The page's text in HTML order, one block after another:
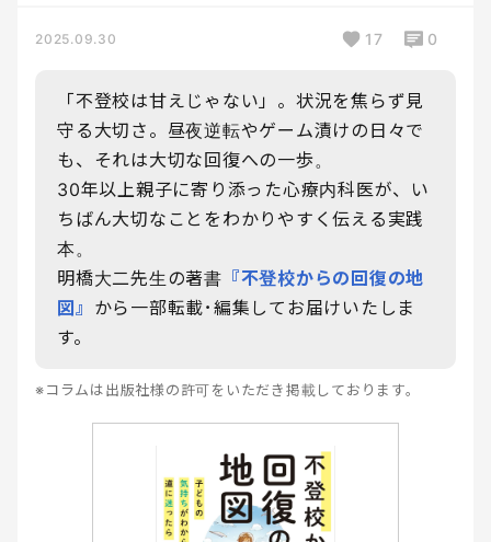
2025.09.30 17 0
「不登校は甘えじゃない」。状況を焦らず見
守る大切さ。昼夜逆転やゲーム漬けの日々で
も、それは大切な回復への一歩。
30年以上親子に寄り添った心療内科医が、い
ちばん大切なことをわかりやすく伝える実践
本。
明橋大二先生の著書 『不登校からの回復の地
図』 から一部転載･編集してお届けいたしま
す。
※コラムは出版社様の許可をいただき掲載しております。